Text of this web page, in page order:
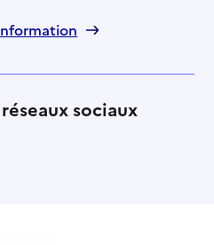
sociaux